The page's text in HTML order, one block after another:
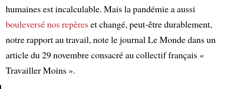
humaines est incalculable. Mais la pandémie a aussi
bouleversé nos repèreset changé, peut-être durablement,
notre rapport au travail, note le journal Le Monde dans un
article du 29 novembre consacré au collectif français «
Travailler Moins ».